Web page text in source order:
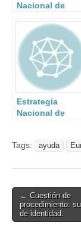
Nacional de
Estrategia
Nacional de
Tags: ayuda
Post
navigation
← Cuestión de
procedimiento:
de identidad.